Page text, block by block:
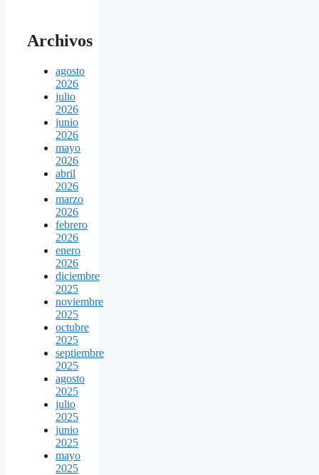
Archivos
agosto
2026
julio
2026
junio
2026
mayo
2026
abril
2026
marzo
2026
febrero
2026
enero
2026
diciembre
2025
noviembre
2025
octubre
2025
septiembre
2025
agosto
2025
julio
2025
junio
2025
mayo
2025